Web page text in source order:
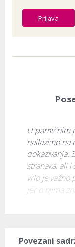
Prijava
U parničnim
nailazimo na
dokazivanja.
stranaka, ali
vrlo je važno
jer o njima
Povezani